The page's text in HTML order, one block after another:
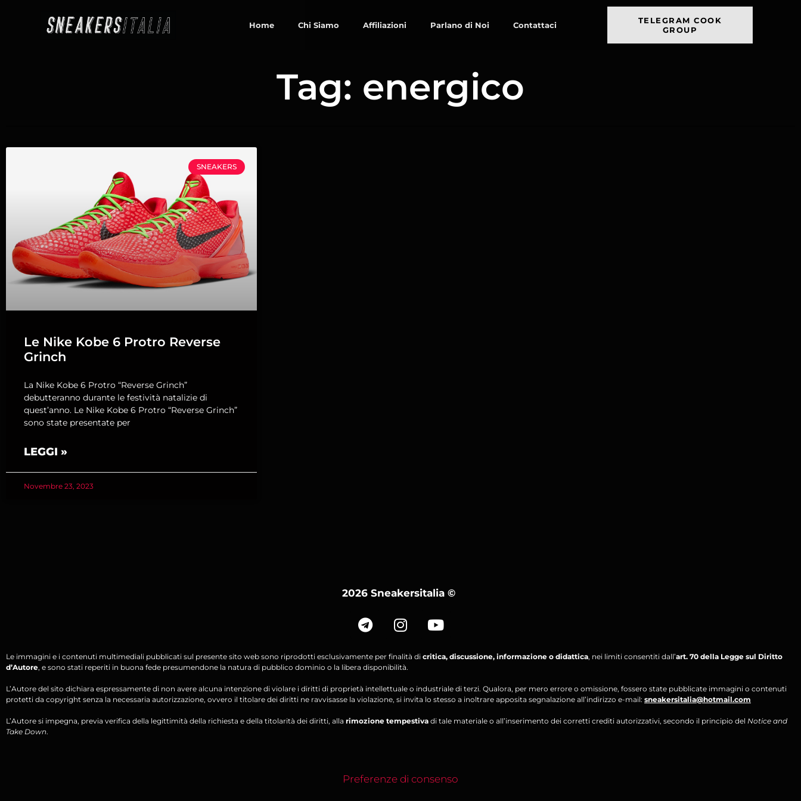
Home Chi Siamo Affiliazioni Parlano di Noi Contattaci
TELEGRAM COOK
GROUP
Tag: energico
SNEAKERS
Le Nike Kobe 6 Protro Reverse
Grinch
La Nike Kobe 6 Protro “Reverse Grinch”
debutteranno durante le festività natalizie di
quest’anno. Le Nike Kobe 6 Protro “Reverse Grinch”
sono state presentate per
LEGGI »
Novembre 23, 2023
2026 Sneakersitalia©
Le immagini e i contenuti multimediali pubblicati sul presente sito web sono riprodotti esclusivamente per finalità di critica, discussione, informazione o didattica, nei limiti consentiti dall’art. 70 della Legge sul Diritto
d’Autore, e sono stati reperiti in buona fede presumendone la natura di pubblico dominio o la libera disponibilità.
L’Autore del sito dichiara espressamente di non avere alcuna intenzione di violare i diritti di proprietà intellettuale o industriale di terzi. Qualora, per mero errore o omissione, fossero state pubblicate immagini o contenuti
protetti da copyright senza la necessaria autorizzazione, ovvero il titolare dei diritti ne ravvisasse la violazione, si invita lo stesso a inoltrare apposita segnalazione all’indirizzo e-mail: sneakersitalia@hotmail.com
L’Autore si impegna, previa verifica della legittimità della richiesta e della titolarità dei diritti, alla rimozione tempestiva di tale materiale o all’inserimento dei corretti crediti autorizzativi, secondo il principio del Notice and
Take Down.
Preferenze di consenso